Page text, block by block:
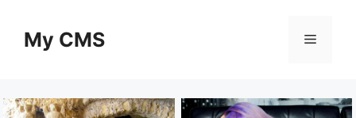
contentMy CMS Menu